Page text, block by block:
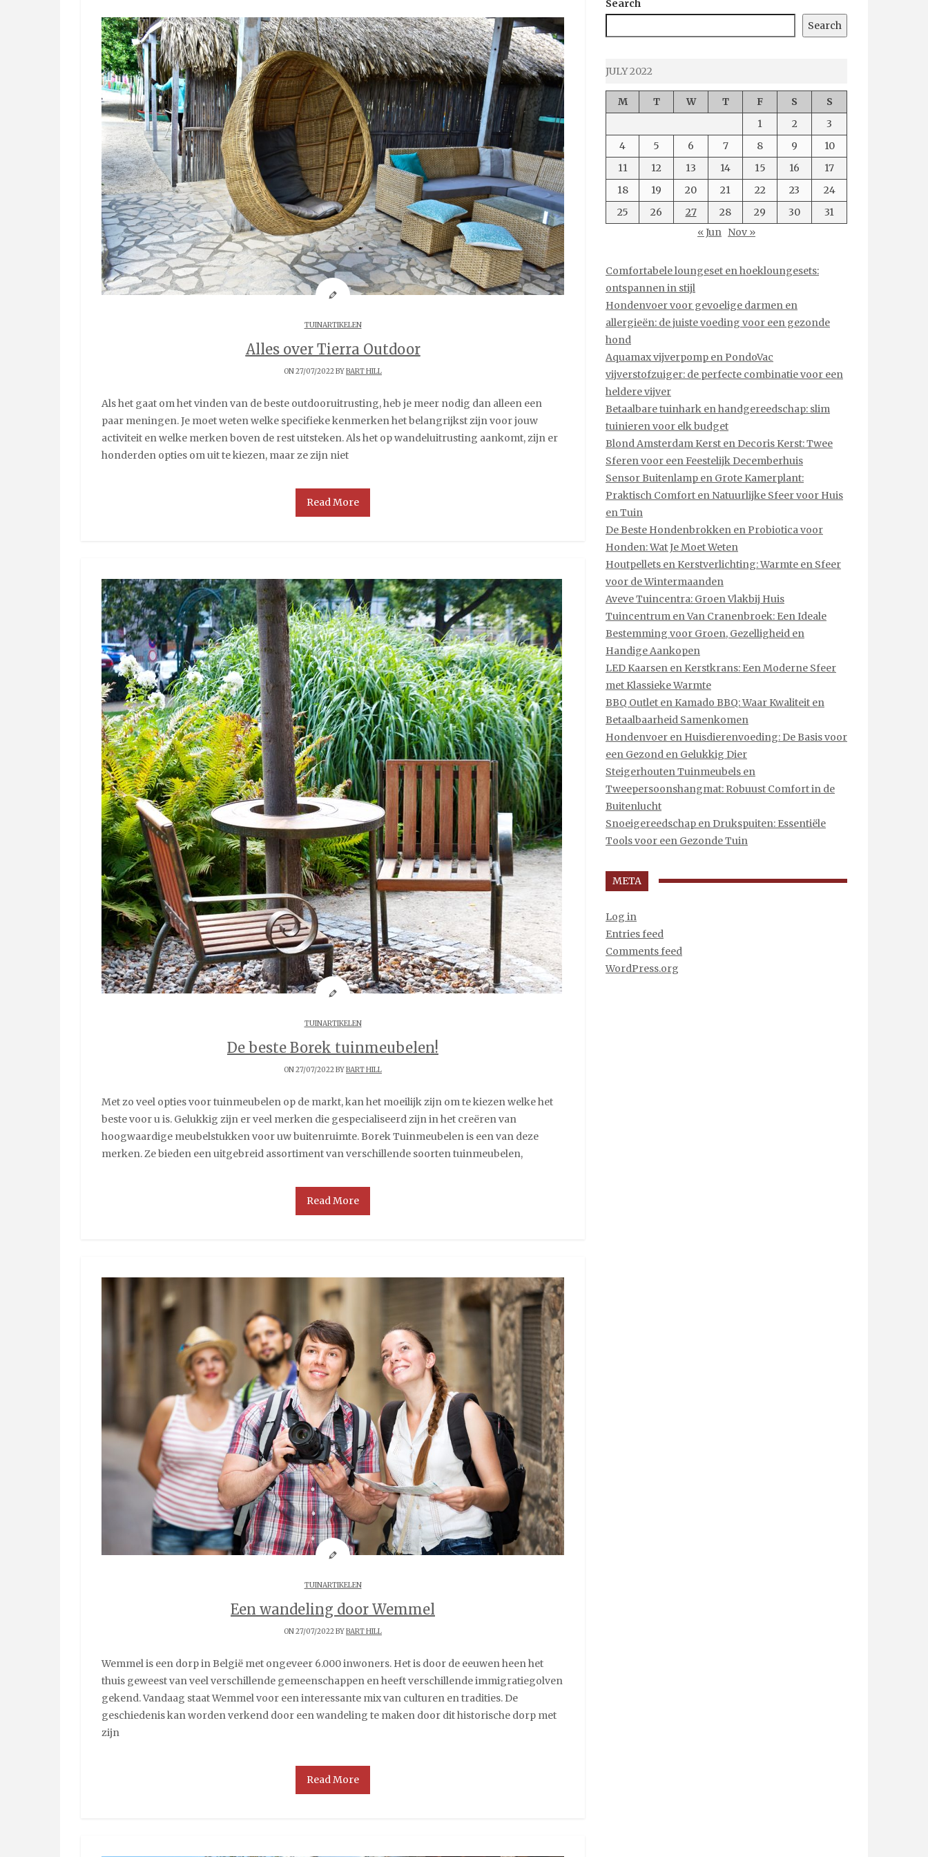
TUINARTIKELEN
Alles over Tierra Outdoor
ON 27/07/2022 BYBART HILL
Als het gaat om het vinden van de beste outdooruitrusting, heb je meer nodig dan alleen een
paar meningen. Je moet weten welke specifieke kenmerken het belangrijkst zijn voor jouw
activiteit en welke merken boven de rest uitsteken. Als het op wandeluitrusting aankomt, zijn er
honderden opties om uit te kiezen, maar ze zijn niet
Read More
TUINARTIKELEN
De beste Borek tuinmeubelen!
ON 27/07/2022 BYBART HILL
Met zo veel opties voor tuinmeubelen op de markt, kan het moeilijk zijn om te kiezen welke het
beste voor u is. Gelukkig zijn er veel merken die gespecialiseerd zijn in het creëren van
hoogwaardige meubelstukken voor uw buitenruimte. Borek Tuinmeubelen is een van deze
merken. Ze bieden een uitgebreid assortiment van verschillende soorten tuinmeubelen,
Read More
TUINARTIKELEN
Een wandeling door Wemmel
ON 27/07/2022 BYBART HILL
Wemmel is een dorp in België met ongeveer 6.000 inwoners. Het is door de eeuwen heen het
thuis geweest van veel verschillende gemeenschappen en heeft verschillende immigratiegolven
gekend. Vandaag staat Wemmel voor een interessante mix van culturen en tradities. De
geschiedenis kan worden verkend door een wandeling te maken door dit historische dorp met
zijn
Read More
Search
Search
JULY 2022
M T W T F S
S
1
2
3
4
5 6 7 8 9
10
11
12 13 14 15 16
17
18
19 20 21 22 23
24
25
26 27 28 29 30
31
« Jun Nov »
Comfortabele loungeset en hoekloungesets:
ontspannen in stijl
Hondenvoer voor gevoelige darmen en
allergieën: de juiste voeding voor een gezonde
hond
Aquamax vijverpomp en PondoVac
vijverstofzuiger: de perfecte combinatie voor een
heldere vijver
Betaalbare tuinhark en handgereedschap: slim
tuinieren voor elk budget
Blond Amsterdam Kerst en Decoris Kerst: Twee
Sferen voor een Feestelijk Decemberhuis
Sensor Buitenlamp en Grote Kamerplant:
Praktisch Comfort en Natuurlijke Sfeer voor Huis
en Tuin
De Beste Hondenbrokken en Probiotica voor
Honden: Wat Je Moet Weten
Houtpellets en Kerstverlichting: Warmte en Sfeer
voor de Wintermaanden
Aveve Tuincentra: Groen Vlakbij Huis
Tuincentrum en Van Cranenbroek: Een Ideale
Bestemming voor Groen, Gezelligheid en
Handige Aankopen
LED Kaarsen en Kerstkrans: Een Moderne Sfeer
met Klassieke Warmte
BBQ Outlet en Kamado BBQ: Waar Kwaliteit en
Betaalbaarheid Samenkomen
Hondenvoer en Huisdierenvoeding: De Basis voor
een Gezond en Gelukkig Dier
Steigerhouten Tuinmeubels en
Tweepersoonshangmat: Robuust Comfort in de
Buitenlucht
Snoeigereedschap en Drukspuiten: Essentiële
Tools voor een Gezonde Tuin
META
Log in
Entries feed
Comments feed
WordPress.org